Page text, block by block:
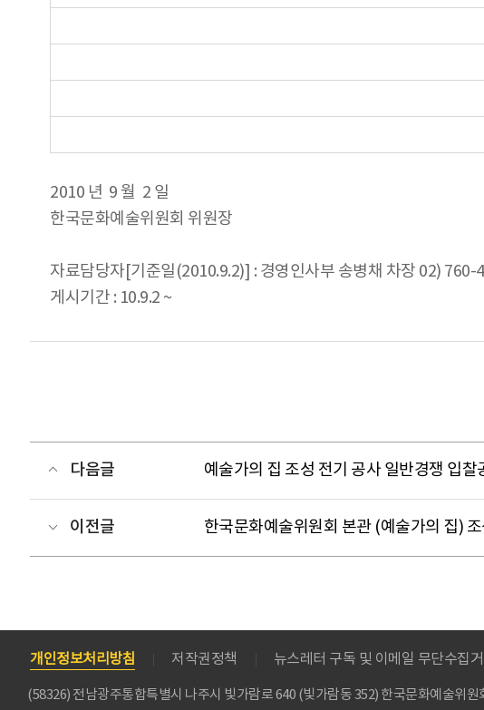
2010 년 9 월 2 일
한국문화예술위원회 위원장
자료담당자[기준일(2010.9.2)] : 경영인사부 송병채 차장 02) 760-
게시기간 : 10.9.2 ~
다음글 예술가의 집 조성 전기 공사 일반경쟁 입찰
이전글 한국문화예술위원회 본관 (예술가의 집)
개인정보처리방침 저작권정책 뉴스레터 구독 및 이메일 무단수집
(58326) 전남광주통합특별시 나주시 빛가람로 640 (빛가람동 352) 한국문화예술위원